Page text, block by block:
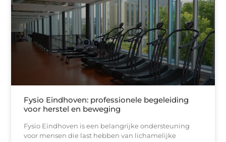
Fysio Eindhoven: professionele begeleiding
voor herstel en beweging
Fysio Eindhoven is een belangrijke ondersteuning
voor mensen die last hebben van lichamelijke